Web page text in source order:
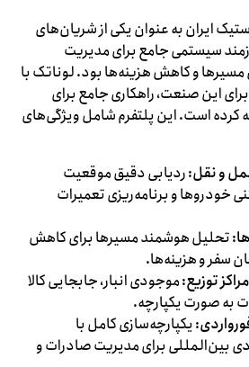
ایران به عنوان یکی از شریان‌های
سیستمی جامع برای مدیریت
مسیرها و کاهش هزینه‌ها بود. لوناتک با
این صنعت، راهکاری جامع برای
کرده است. این پلتفرم شامل ویژگی‌های
و نقل: ردیابی دقیق موقعیت
خودروها و برنامه‌ریزی تعمیرات
: تحلیل هوشمند مسیرها برای کاهش
سفر و هزینه‌ها.
توزیع: موجودی انبار، جابجایی کالا
به صورت یکپارچه.
: یکپارچه‌سازی کامل با
بین‌المللی برای مدیریت صادرات و